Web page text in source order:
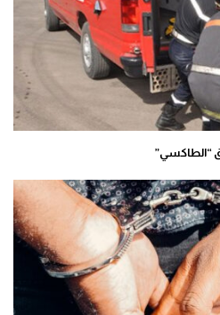
“الطاكسي”